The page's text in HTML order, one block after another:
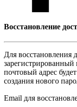
Восcтановление
Для восcтановления
почтовый адрес
создания нового
Email для